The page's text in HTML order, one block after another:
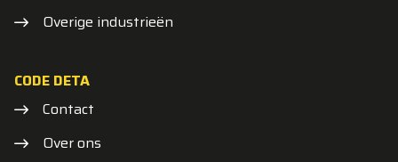
Overige industrieën
CODE DETA
Contact
Over ons